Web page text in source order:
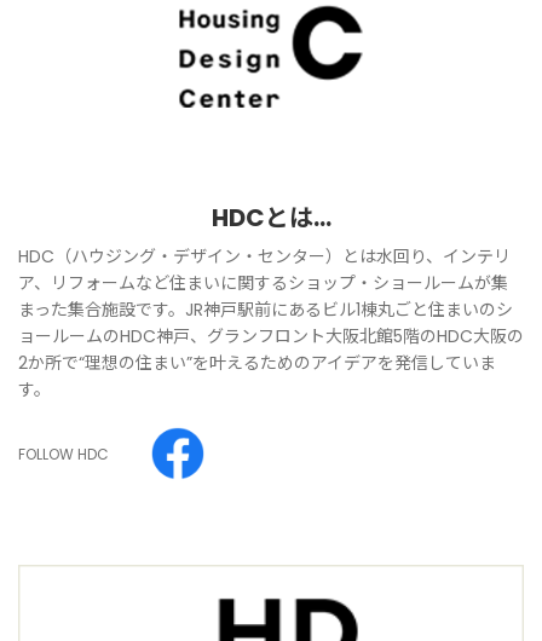
HDCとは…
HDC（ハウジング・デザイン・センター）とは水回り、インテリ
ア、リフォームなど住まいに関するショップ・ショールームが集
まった集合施設です。JR神戸駅前にあるビル1棟丸ごと住まいのシ
ョールームのHDC神戸、グランフロント大阪北館5階のHDC大阪の
2か所で“理想の住まい”を叶えるためのアイデアを発信していま
す。
FOLLOW HDC